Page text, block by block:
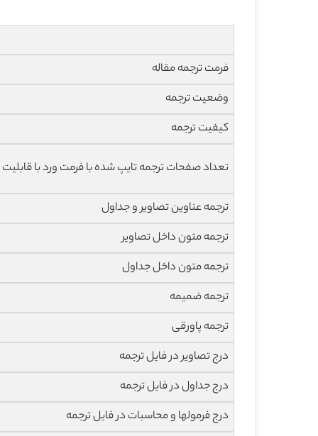
فرمت ترجمه مقاله
وضعیت ترجمه
کیفیت ترجمه
تعداد صفحات ترجمه تایپ شده با فرمت ورد با
ترجمه عناوین تصاویر و جداول
ترجمه متون داخل تصاویر
ترجمه متون داخل جداول
ترجمه ضمیمه
ترجمه پاورقی
درج تصاویر در فایل ترجمه
درج جداول در فایل ترجمه
درج فرمولها و محاسبات در فایل ترجمه